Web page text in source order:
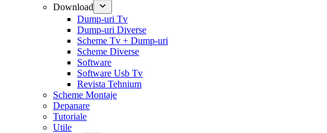
Download
Dump-uri Tv
Dump-uri Diverse
Scheme Tv + Dump-uri
Scheme Diverse
Software
Software Usb Tv
Revista Tehnium
Scheme Montaje
Depanare
Tutoriale
Utile